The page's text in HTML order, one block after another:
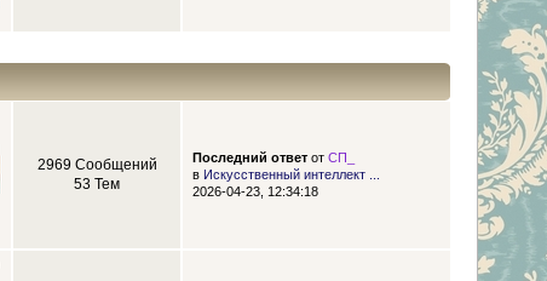
2969 Сообщений
53 Тем
Последний ответот СП_
в Искусственный интеллект ...
2026-04-23, 12:34:18